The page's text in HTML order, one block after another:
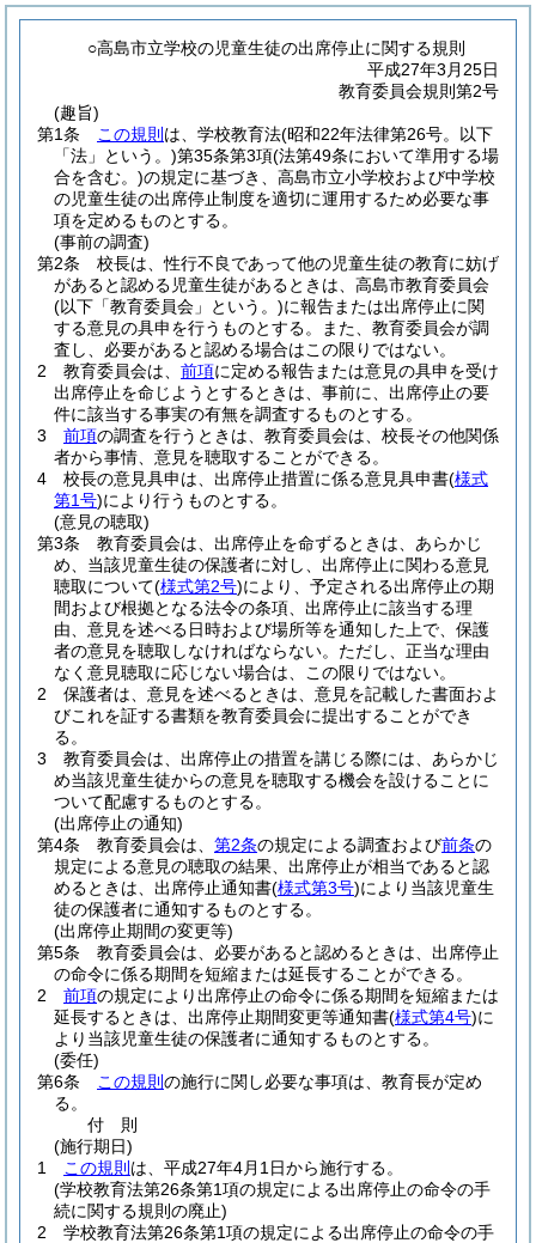
○高島市立学校の児童生徒の出席停止に関する規則
平成27年3月25日
教育委員会規則第2号
(趣旨)
第1条
この規則 は、学校教育法(昭和22年法律第26号。以下
「法」という。)第35条第3項(法第49条において準用する場
合を含む。)の規定に基づき、高島市立小学校および中学校
の児童生徒の出席停止制度を適切に運用するため必要な事
項を定めるものとする。
(事前の調査)
第2条
校長は、性行不良であって他の児童生徒の教育に妨げ
があると認める児童生徒があるときは、高島市教育委員会
(以下「教育委員会」という。)に報告または出席停止に関
する意見の具申を行うものとする。
また、教育委員会が調
査し、必要があると認める場合はこの限りではない。
2
教育委員会は、 前項に定める報告または意見の具申を受け
出席停止を命じようとするときは、事前に、出席停止の要
件に該当する事実の有無を調査するものとする。
3
前項の調査を行うときは、教育委員会は、校長その他関係
者から事情、意見を聴取することができる。
4
校長の意見具申は、出席停止措置に係る意見具申書(様式
第1号)により行うものとする。
(意見の聴取)
第3条
教育委員会は、出席停止を命ずるときは、あらかじ
め、当該児童生徒の保護者に対し、出席停止に関わる意見
聴取について(様式第2号)により、予定される出席停止の期
間および根拠となる法令の条項、出席停止に該当する理
由、意見を述べる日時および場所等を通知した上で、保護
者の意見を聴取しなければならない。 ただし、正当な理由
なく意見聴取に応じない場合は、この限りではない。
2
保護者は、意見を述べるときは、意見を記載した書面およ
びこれを証する書類を教育委員会に提出することができ
る。
3
教育委員会は、出席停止の措置を講じる際には、あらかじ
め当該児童生徒からの意見を聴取する機会を設けることに
ついて配慮するものとする。
(出席停止の通知)
第4条
教育委員会は、 第2条の規定による調査および前条の
規定による意見の聴取の結果、出席停止が相当であると認
めるときは、出席停止通知書(様式第3号)により当該児童生
徒の保護者に通知するものとする。
(出席停止期間の変更等)
第5条
教育委員会は、必要があると認めるときは、出席停止
の命令に係る期間を短縮または延長することができる。
2
前項の規定により出席停止の命令に係る期間を短縮または
延長するときは、出席停止期間変更等通知書(様式第4号)に
より当該児童生徒の保護者に通知するものとする。
(委任)
第6条
この規則 の施行に関し必要な事項は、教育長が定め
る。
付 則
(施行期日)
1
この規則 は、平成27年4月1日から施行する。
(学校教育法第26条第1項の規定による出席停止の命令の手
続に関する規則の廃止)
2
学校教育法第26条第1項の規定による出席停止の命令の手